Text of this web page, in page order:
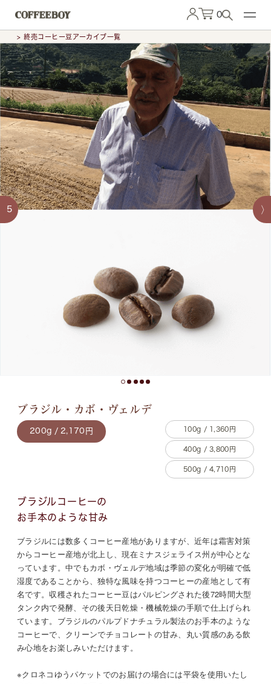
0
> 終売コーヒー豆アーカイブ一覧
5
ブラジル・カボ・ヴェルデ
100g / 1,360円
200g / 2,170円
400g / 3,800円
500g / 4,710円
ブラジルコーヒーの
お手本のような甘み
ブラジルには数多くコーヒー産地がありますが、近年は霜害対策
からコーヒー産地が北上し、現在ミナスジェライス州が中心とな
っています。中でもカボ・ヴェルデ地域は季節の変化が明確で低
湿度であることから、独特な風味を持つコーヒーの産地として有
名です。収穫されたコーヒー豆はパルピングされた後72時間大型
タンク内で発酵、その後天日乾燥・機械乾燥の手順で仕上げられ
ています。ブラジルのパルプドナチュラル製法のお手本のような
コーヒーで、クリーンでチョコレートの甘み、丸い質感のある飲
み心地をお楽しみいただけます。
※クロネコゆうパケットでのお届けの場合には平袋を使用いたし